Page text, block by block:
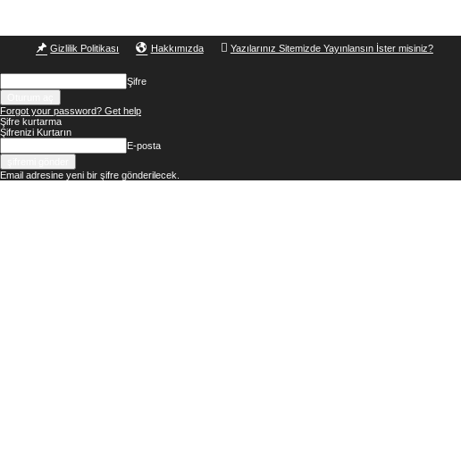
Gizlilik Politikası Hakkımızda Yazılarınız Sitemizde Yayınlansın İster misiniz?
Şifre
Forgot your password? Get help
Şifre kurtarma
Şifrenizi Kurtarın
E-posta
Email adresine yeni bir şifre gönderilecek.